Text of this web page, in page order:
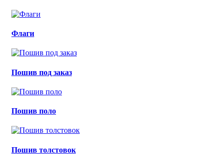
Флаги
Пошив под заказ
Пошив поло
Пошив толстовок